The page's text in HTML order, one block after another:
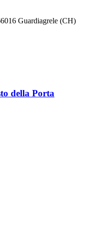
Guardiagrele (CH)
della Porta